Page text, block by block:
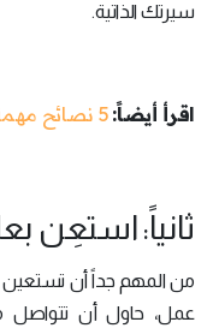
سيرتك الذاتية.
اقرأ أيضاً: 5 نصائح مهمة لكتابة سيرة ذاتيّة ناجحة
ثانياً: استعِن
من المهم جداً أن
عمل، حاول أن تتواصل